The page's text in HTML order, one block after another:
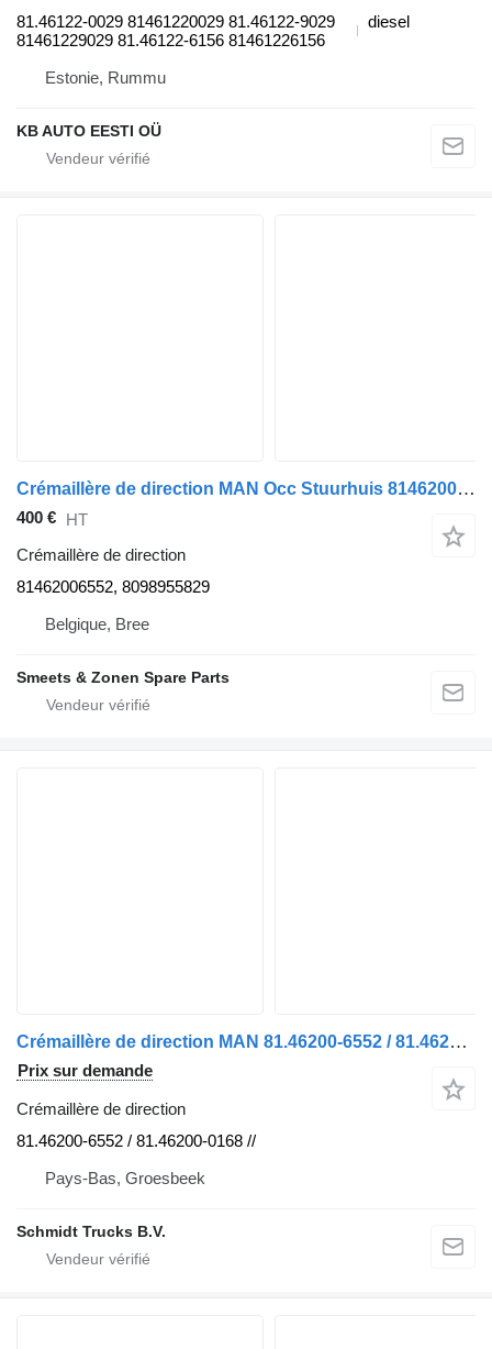
81.46122-0029 81461220029 81.46122-9029
81461229029 81.46122-6156 81461226156
diesel
Estonie, Rummu
KB AUTO EESTI OÜ
Crémaillère de direction MAN Occ Stuurhuis 81462006552 pour camion
400 € HT
Crémaillère de direction
81462006552, 8098955829
Belgique, Bree
Smeets & Zonen Spare Parts
Crémaillère de direction MAN 81.46200-6552 / 81.46200-0168 // 81.46200-6562 TGX 18.420 EURO 6 pour camion
Prix sur demande
Crémaillère de direction
81.46200-6552 / 81.46200-0168 //
Pays-Bas, Groesbeek
Schmidt Trucks B.V.